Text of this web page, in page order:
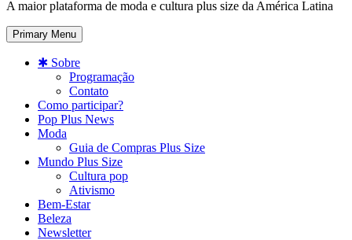
A maior plataforma de moda e cultura plus size da América Latina
Primary Menu
✱ Sobre
Programação
Contato
Como participar?
Pop Plus News
Moda
Guia de Compras Plus Size
Mundo Plus Size
Cultura pop
Ativismo
Bem-Estar
Beleza
Newsletter